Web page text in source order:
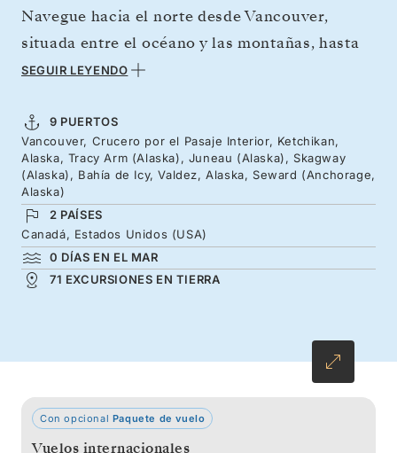
Navegue hacia el norte desde Vancouver,
situada entre el océano y las montañas, hasta
las espectaculares mareas del estrecho de
cubiertas de pinos hasta los pueblos indígenas
de Alaska y sus imponentes tótems.
Espectaculares glaciares y aguas repletas de
ballenas le servirán de guía a través de los
ecos de la fiebre del oro e infinitas vistas
costeras. Sea testigo de desprendimientos de
icebergs antes de llegar al imponente estrecho
SEGUIR LEYENDO
9 PUERTOS
Vancouver, Crucero por el Pasaje Interior, Ketchikan,
Alaska, Tracy Arm (Alaska), Juneau (Alaska), Skagway
(Alaska), Bahía de Icy, Valdez, Alaska, Seward (Anchorage,
Alaska)
2 PAÍSES
Canadá, Estados Unidos (USA)
0 DÍAS EN EL MAR
71 EXCURSIONES EN TIERRA
Con opcional Paquete de vuelo
Vuelos internacionales